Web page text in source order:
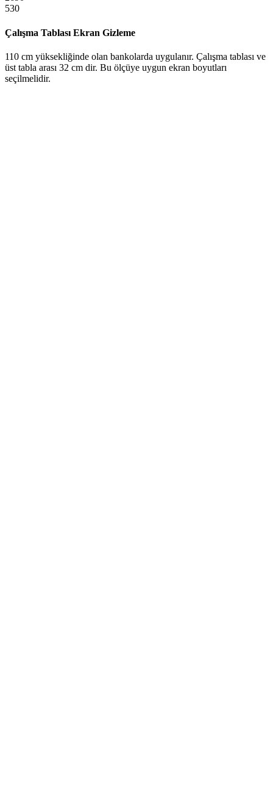
530
Çalışma Tablası Ekran Gizleme
110 cm yüksekliğinde olan bankolarda uygulanır. Çalışma tablası ve
üst tabla arası 32 cm dir. Bu ölçüye uygun ekran boyutları
seçilmelidir.